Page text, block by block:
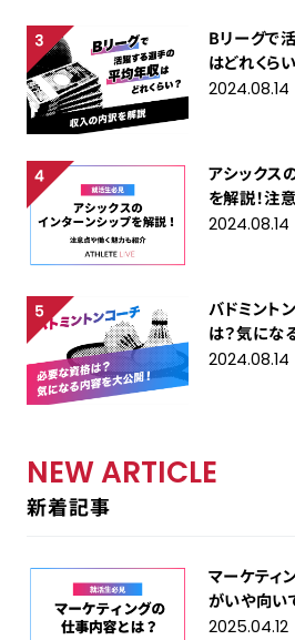
Bリーグで
はどれくら
2024.08.14
アシックス
を解説！注
2024.08.14
バドミント
は？気にな
2024.08.14
NEW ARTICLE
新着記事
マーケティ
がいや向い
スキルを解説
2025.04.12